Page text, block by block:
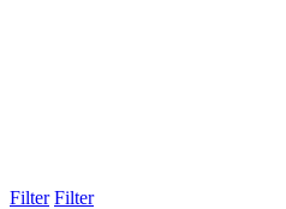
Filter Filter